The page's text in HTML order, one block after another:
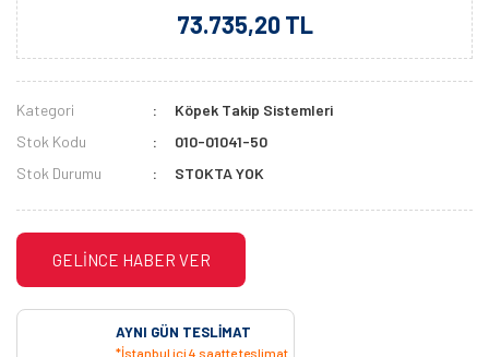
73.735,20 TL
Kategori
Köpek Takip Sistemleri
Stok Kodu
010-01041-50
Stok Durumu
STOKTA YOK
GELİNCE HABER VER
AYNI GÜN TESLIMAT
*İstanbul içi 4 saatte teslimat.